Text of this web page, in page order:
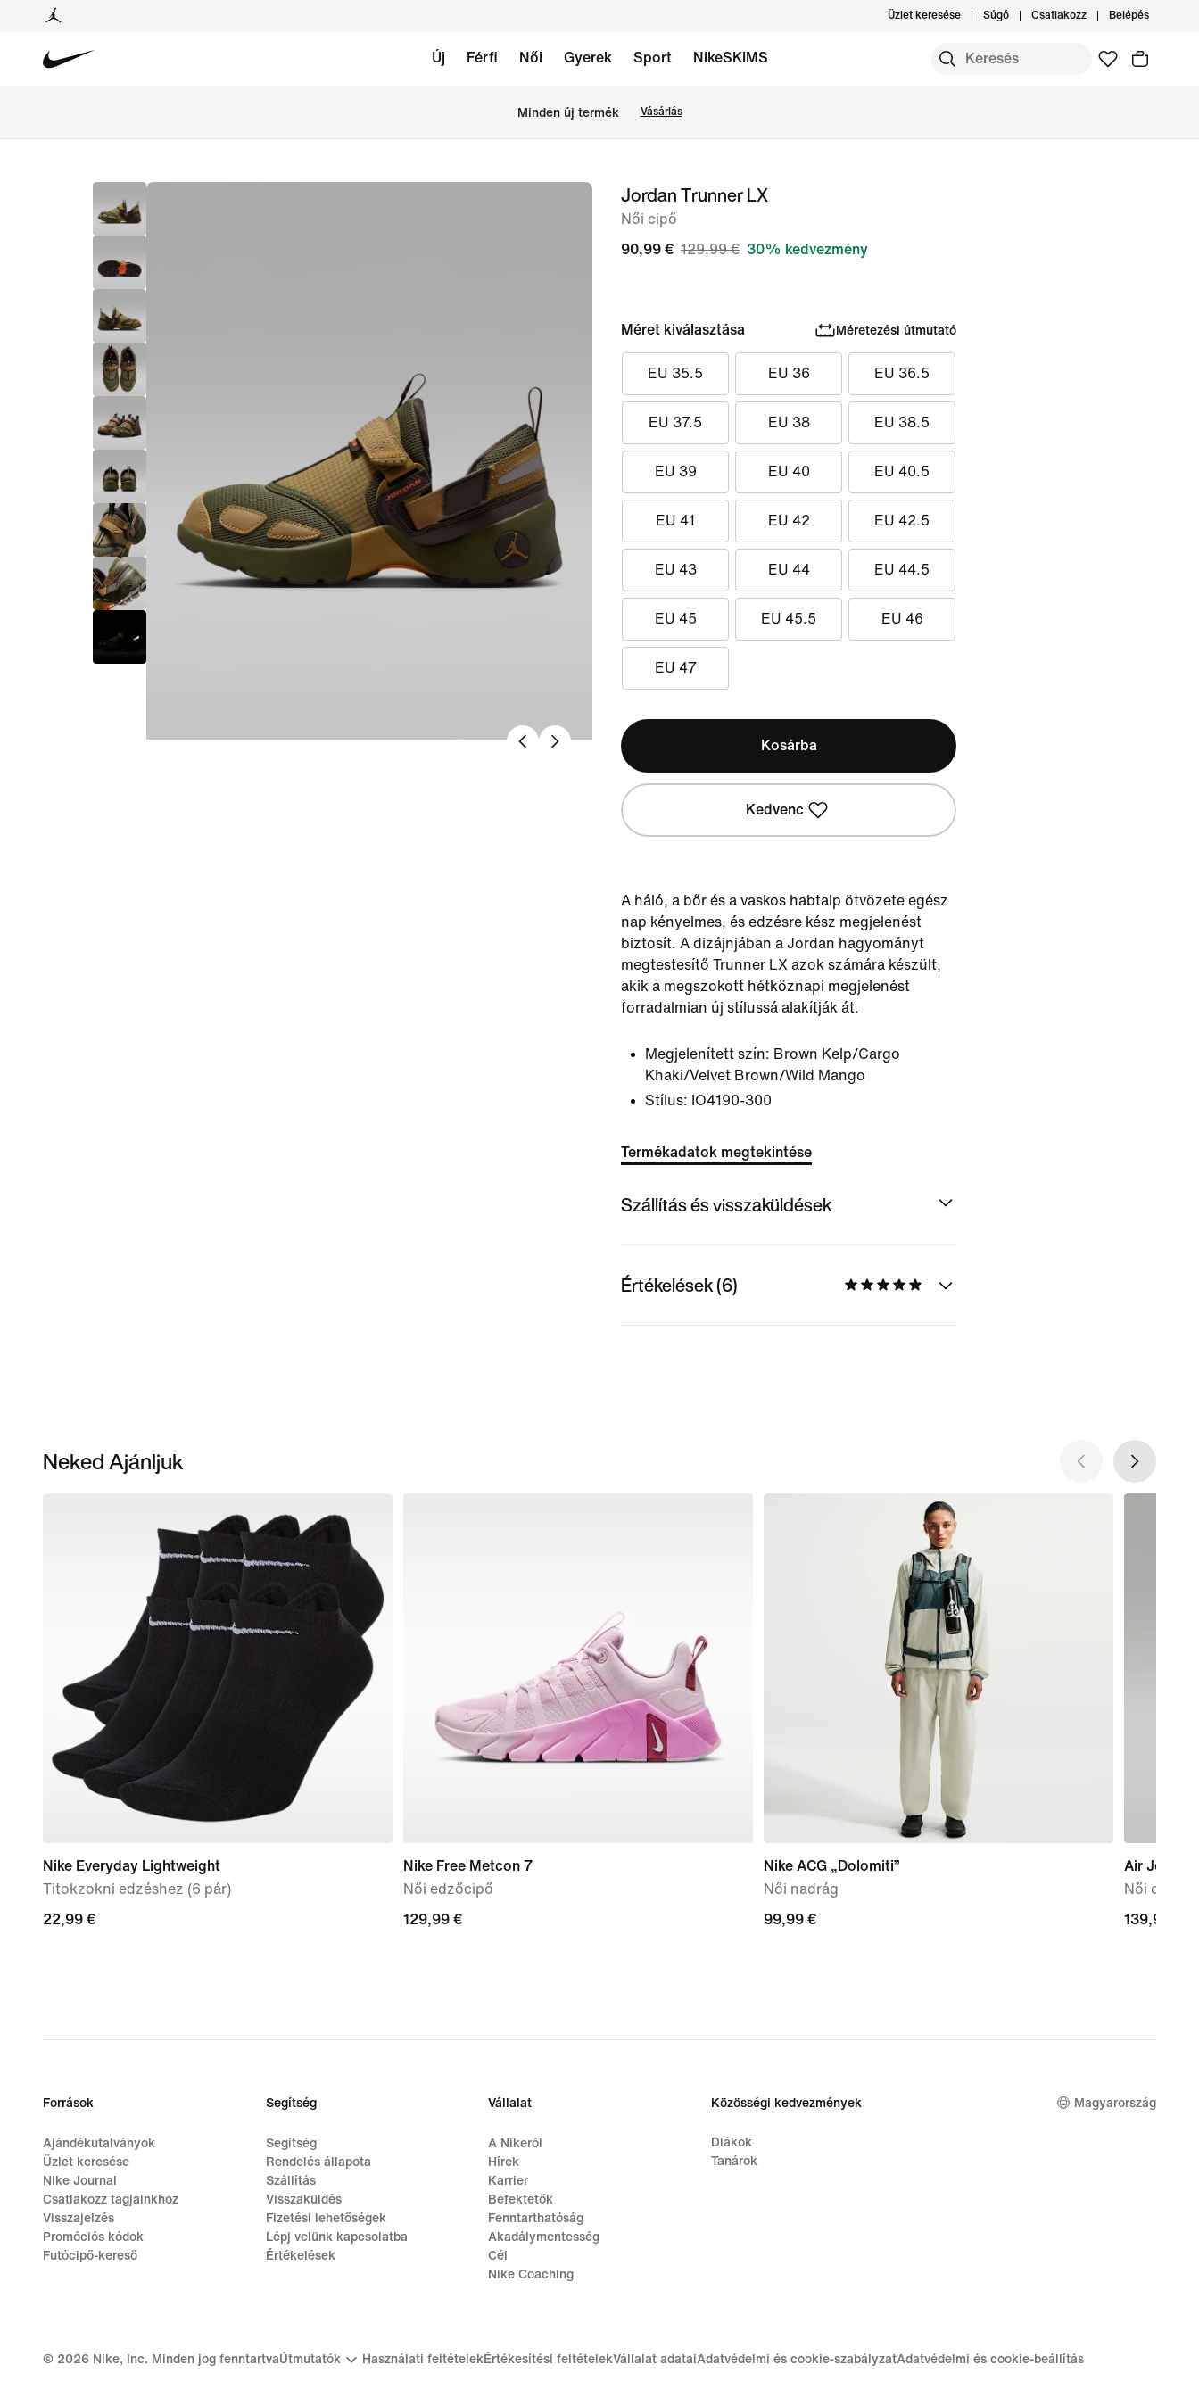
Üzlet keresése Súgó Csatlakozz Belépés
Új Férfi Női Gyerek Sport NikeSKIMS
Minden új termék Vásárlás
Jordan Trunner LX
Női cipő
90,99 € 129,99 € 30% kedvezmény
Méret kiválasztása Méretezési útmutató
EU 35.5 EU 36 EU 36.5
EU 37.5 EU 38 EU 38.5
EU 39 EU 40 EU 40.5
EU 41 EU 42 EU 42.5
EU 43 EU 44 EU 44.5
EU 45 EU 45.5 EU 46
EU 47
Kosárba
Kedvenc
A háló, a bőr és a vaskos habtalp ötvözete egész
nap kényelmes, és edzésre kész megjelenést
biztosít. A dizájnjában a Jordan hagyományt
megtestesítő Trunner LX azok számára készült,
akik a megszokott hétköznapi megjelenést
forradalmian új stílussá alakítják át.
Megjelenített szín: Brown Kelp/Cargo
Khaki/Velvet Brown/Wild Mango
Stílus: IO4190-300
Termékadatok megtekintése
Szállítás és visszaküldések
Értékelések (6)
Neked Ajánljuk
Nike Everyday Lightweight
Titokzokni edzéshez (6 pár)
22,99
22,99 €
Nike Free Metcon 7
Női edzőcipő
129,99
129,99 €
Nike ACG „Dolomiti”
Női nadrág
99,99
99,99 €
Air Jordan
Női cipő
139,99
139,99 €
Források
Ajándékutalványok
Üzlet keresése
Nike Journal
Csatlakozz tagjainkhoz
Visszajelzés
Promóciós kódok
Futócipő-kereső
Segítség
Segítség
Rendelés állapota
Szállítás
Visszaküldés
Fizetési lehetőségek
Lépj velünk kapcsolatba
Értékelések
Vállalat
A Nikeról
Hírek
Karrier
Befektetők
Fenntarthatóság
Akadálymentesség
Cél
Nike Coaching
Közösségi kedvezmények
Diákok
Tanárok
Magyarország
© 2026 Nike, Inc. Minden jog fenntartvaÚtmutatók Használati feltételekÉrtékesítési feltételekVállalat adataiAdatvédelmi és cookie-szabályzatAdatvédelmi és cookie-beállítás